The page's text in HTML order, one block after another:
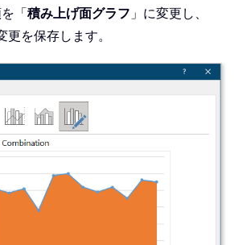
「積み上げ面グラフ 」に変更し、
を保存します。